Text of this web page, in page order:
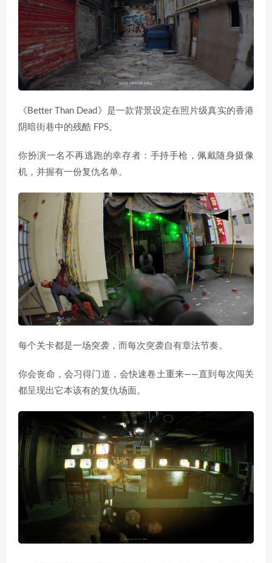
《Better Than Dead》是一款背景设定在照片级真实的香港
阴暗街巷中的残酷 FPS。
你扮演一名不再逃跑的幸存者：手持手枪，佩戴随身摄像
机，并握有一份复仇名单。
每个关卡都是一场突袭，而每次突袭自有章法节奏。
你会丧命，会习得门道，会快速卷土重来——直到每次闯关
都呈现出它本该有的复仇场面。